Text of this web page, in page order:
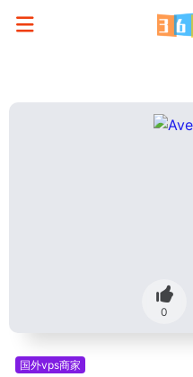
0
国外vps商家